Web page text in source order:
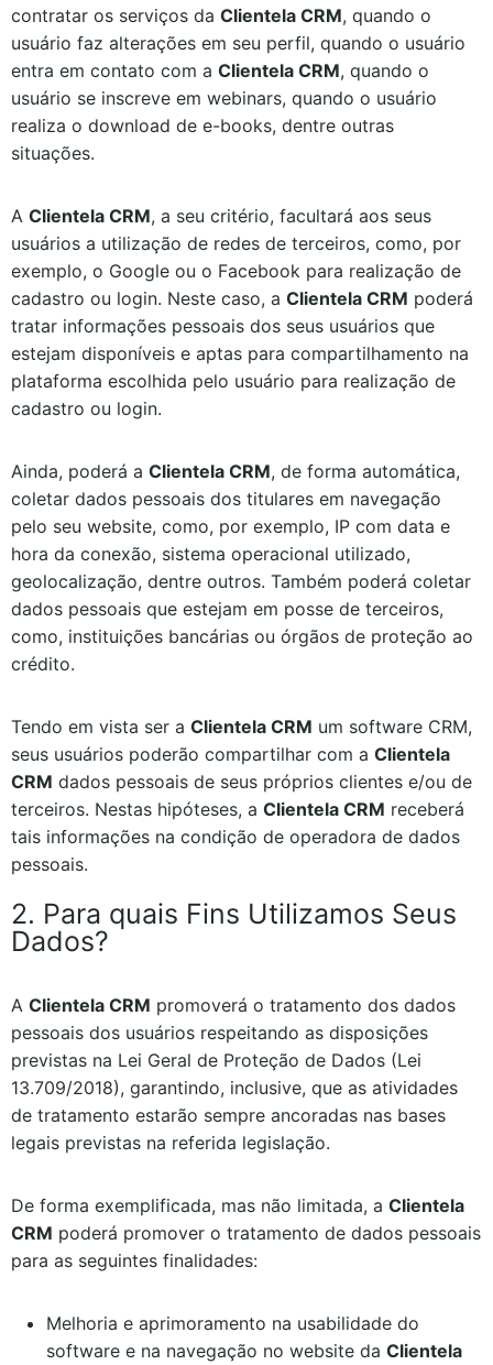
contratar os serviços da Clientela CRM, quando o
usuário faz alterações em seu perfil, quando o usuário
entra em contato com a Clientela CRM, quando o
usuário se inscreve em webinars, quando o usuário
realiza o download de e-books, dentre outras
situações.
A Clientela CRM, a seu critério, facultará aos seus
usuários a utilização de redes de terceiros, como, por
exemplo, o Google ou o Facebook para realização de
cadastro ou login. Neste caso, a Clientela CRM poderá
tratar informações pessoais dos seus usuários que
estejam disponíveis e aptas para compartilhamento na
plataforma escolhida pelo usuário para realização de
cadastro ou login.
Ainda, poderá a Clientela CRM, de forma automática,
coletar dados pessoais dos titulares em navegação
pelo seu website, como, por exemplo, IP com data e
hora da conexão, sistema operacional utilizado,
geolocalização, dentre outros. Também poderá coletar
dados pessoais que estejam em posse de terceiros,
como, instituições bancárias ou órgãos de proteção ao
crédito.
Tendo em vista ser a Clientela CRM um software CRM,
seus usuários poderão compartilhar com a Clientela
CRM dados pessoais de seus próprios clientes e/ou de
terceiros. Nestas hipóteses, a Clientela CRM receberá
tais informações na condição de operadora de dados
pessoais.
2. Para quais Fins Utilizamos Seus
Dados?
A Clientela CRM promoverá o tratamento dos dados
pessoais dos usuários respeitando as disposições
previstas na Lei Geral de Proteção de Dados (Lei
13.709/2018), garantindo, inclusive, que as atividades
de tratamento estarão sempre ancoradas nas bases
legais previstas na referida legislação.
De forma exemplificada, mas não limitada, a Clientela
CRM poderá promover o tratamento de dados pessoais
para as seguintes finalidades:
Melhoria e aprimoramento na usabilidade do
software e na navegação no website da Clientela